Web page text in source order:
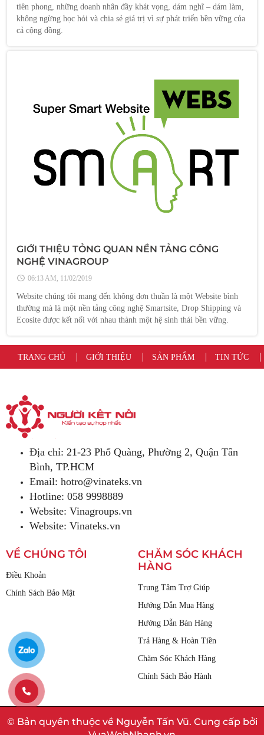
tiên phong, những doanh nhân đầy khát vọng, dám nghĩ – dám làm,
không ngừng học hỏi và chia sẻ giá trị vì sự phát triển bền vững của
cả cộng đồng.
GIỚI THIỆU TỎNG QUAN NỀN TẢNG CÔNG
NGHỆ VINAGROUP
06:13 AM, 11/02/2019
Website chúng tôi mang đến không đơn thuần là một Website bình
thường mà là một nền tảng công nghệ Smartsite, Drop Shipping và
Ecosite được kết nối với nhau thành một hệ sinh thái bền vững.
TRANG CHỦ GIỚI THIỆU SẢN PHẨM TIN TỨC
Địa chỉ: 21-23 Phổ Quàng, Phường 2, Quận Tân
Bình, TP.HCM
Email: hotro@vinateks.vn
Hotline: 058 9998889
Website: Vinagroups.vn
Website: Vinateks.vn
VỀ CHÚNG TÔI
Điều Khoản
Chính Sách Bảo Mật
CHĂM SÓC KHÁCH
HÀNG
Trung Tâm Trợ Giúp
Hướng Dẫn Mua Hàng
Hướng Dẫn Bán Hàng
Trả Hàng & Hoàn Tiền
Chăm Sóc Khách Hàng
Chính Sách Bảo Hành
© Bản quyền thuộc về Nguyễn Tấn Vũ. Cung cấp bởi